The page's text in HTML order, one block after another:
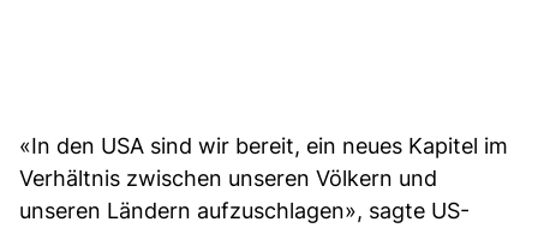
«In den USA sind wir bereit, ein neues Kapitel im
Verhältnis zwischen unseren Völkern und
unseren Ländern aufzuschlagen», sagte US-